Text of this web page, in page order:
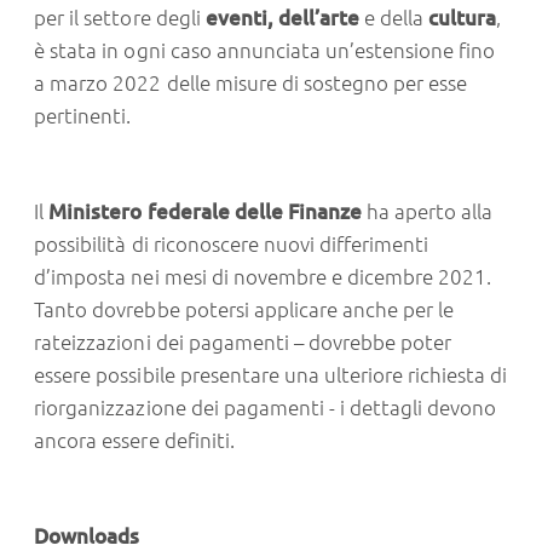
per il settore degli eventi, dell’arte e dellacultura,
è stata in ogni caso annunciata un’estensione fino
a marzo 2022 delle misure di sostegno per esse
pertinenti.
Il Ministero federale delle Finanze ha aperto alla
possibilità di riconoscere nuovi differimenti
d’imposta nei mesi di novembre e dicembre 2021.
Tanto dovrebbe potersi applicare anche per le
rateizzazioni dei pagamenti – dovrebbe poter
essere possibile presentare una ulteriore richiesta di
riorganizzazione dei pagamenti - i dettagli devono
ancora essere definiti.
Downloads